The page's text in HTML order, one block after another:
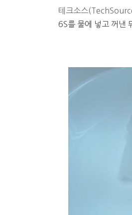
테크소스
6S를 물에 넣고 꺼낸